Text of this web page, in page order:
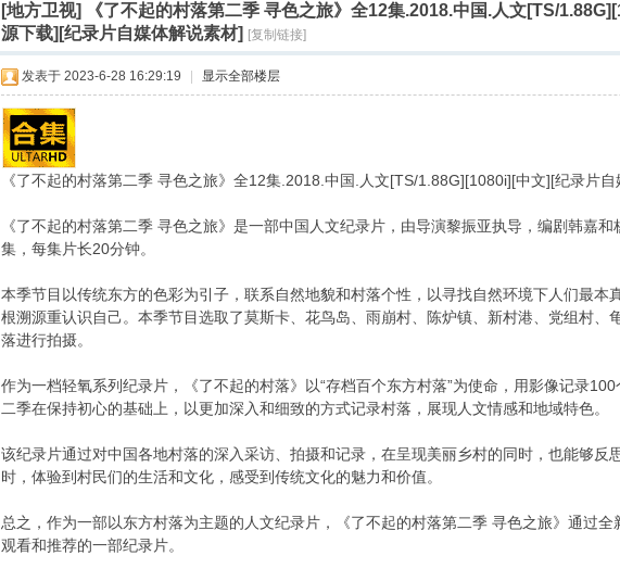
›
[地方卫视]
《了不起的村落第二季 寻色之旅》全12集.2018.中国.人文[TS/
源下载][纪录片自媒体解说素材] [复制链接]
发表于 2023-6-28 16:29:19 显示全部楼层
《了不起的村落第二季 寻色之旅》全12集.2018.中国.人文[TS/1.88G][1080i][中文][纪录片
《了不起的村落第二季 寻色之旅》是一部中国人文纪录片，由导演黎振亚执导，编剧韩嘉
集，每集片长20分钟。
本季节目以传统东方的色彩为引子，联系自然地貌和村落个性，以寻找自然环境下人们最
根溯源重认识自己。本季节目选取了莫斯卡、花鸟岛、雨崩村、陈炉镇、新村港、党组村
落进行拍摄。
作为一档轻氧系列纪录片，《了不起的村落》以“存档百个东方村落”为使命，用影像记录
二季在保持初心的基础上，以更加深入和细致的方式记录村落，展现人文情感和地域特色。
该纪录片通过对中国各地村落的深入采访、拍摄和记录，在呈现美丽乡村的同时，也能够
时，体验到村民们的生活和文化，感受到传统文化的魅力和价值。
总之，作为一部以东方村落为主题的人文纪录片，《了不起的村落第二季 寻色之旅》通过
观看和推荐的一部纪录片。